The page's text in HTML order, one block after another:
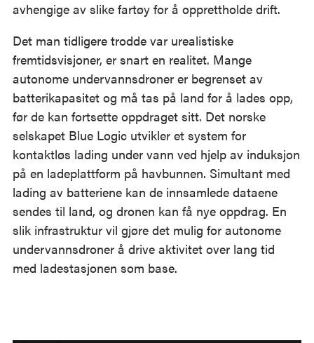
avhengige av slike fartøy for å opprettholde drift.
Det man tidligere trodde var urealistiske
fremtidsvisjoner, er snart en realitet. Mange
autonome undervannsdroner er begrenset av
batterikapasitet og må tas på land for å lades opp,
før de kan fortsette oppdraget sitt. Det norske
selskapet Blue Logic utvikler et system for
kontaktløs lading under vann ved hjelp av induksjon
på en ladeplattform på havbunnen. Simultant med
lading av batteriene kan de innsamlede dataene
sendes til land, og dronen kan få nye oppdrag. En
slik infrastruktur vil gjøre det mulig for autonome
undervannsdroner å drive aktivitet over lang tid
med ladestasjonen som base.